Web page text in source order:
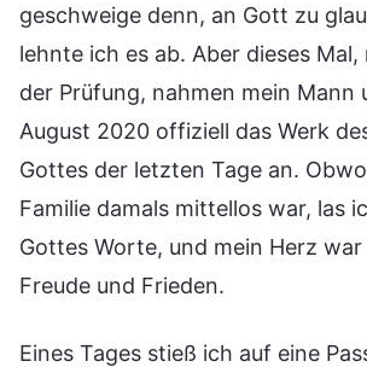
geschweige denn, an Gott zu
lehnte ich es ab. Aber dieses
der Prüfung, nahmen mein Mann
August 2020 offiziell das Werk
Gottes der letzten Tage an.
Familie damals mittellos war, las
Gottes Worte, und mein Herz
Freude und Frieden.
Eines Tages stieß ich auf eine